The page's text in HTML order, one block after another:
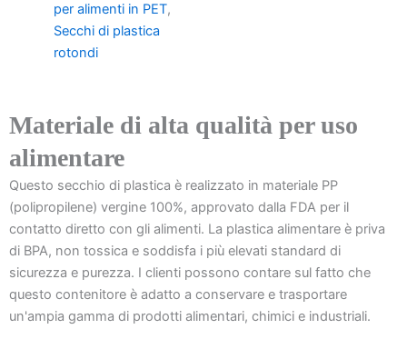
per alimenti in PET,
Secchi di plastica
rotondi
Materiale di alta qualità per uso
alimentare
Questo secchio di plastica è realizzato in materiale PP
(polipropilene) vergine 100%, approvato dalla FDA per il
contatto diretto con gli alimenti. La plastica alimentare è priva
di BPA, non tossica e soddisfa i più elevati standard di
sicurezza e purezza. I clienti possono contare sul fatto che
questo contenitore è adatto a conservare e trasportare
un'ampia gamma di prodotti alimentari, chimici e industriali.